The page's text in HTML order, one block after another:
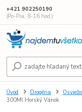
+421 902250190
(Po-Pia, 8-16 hod.)
Úvod Drogéria
300Ml Horský Vánok